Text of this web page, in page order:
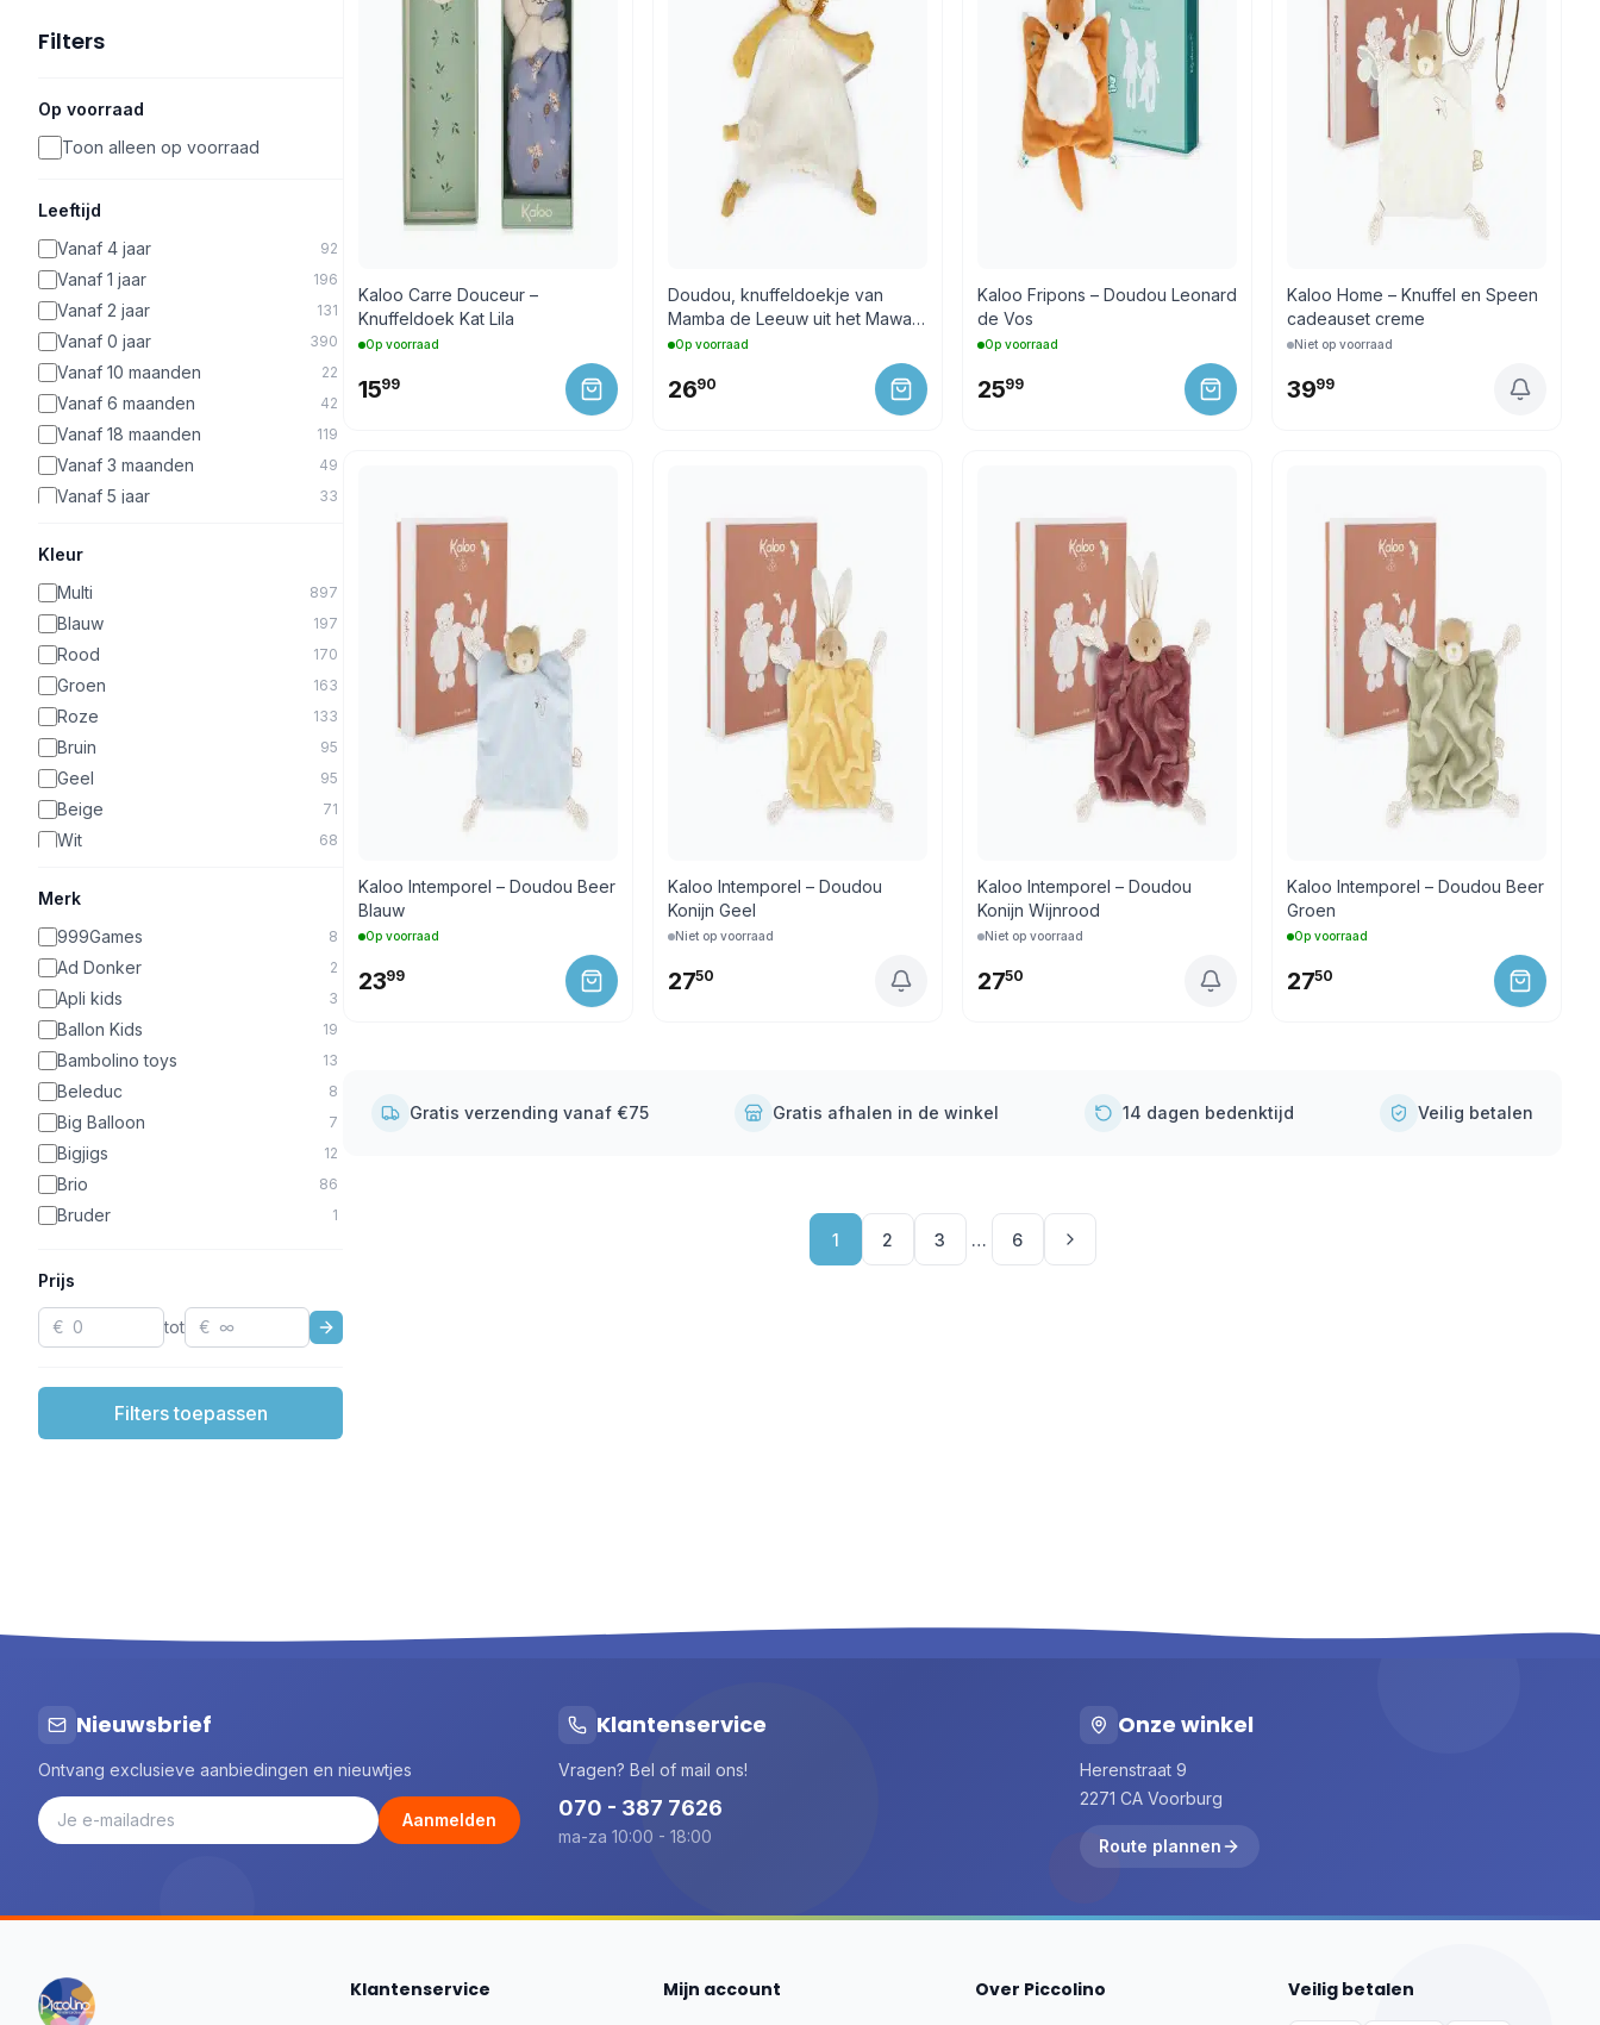
Filters
Op voorraad
Toon alleen op voorraad
Leeftijd
Vanaf 4 jaar
92
Vanaf 1 jaar 196
Vanaf 2 jaar 131
Vanaf 0 jaar 390
Vanaf 10 maanden 22
Vanaf 6 maanden 42
Vanaf 18 maanden 119
Vanaf 3 maanden 49
Vanaf 5 jaar 33
Vanaf 6 jaar
Vanaf 8 jaar 21
Vanaf 3 jaar 809
Vanaf 7 jaar 11
Kleur
Multi
897
Blauw 197
Rood 170
Groen 163
Roze 133
Bruin 95
Geel 95
Beige 71
Wit 68
Oranje
Grijs 39
Zwart 31
Paars 19
Terracotta 8
Turquoise 2
Goud 2
Brons 1
Zilver 1
Bruins 1
Merk
999Games
8
Ad Donker 2
Apli kids 3
Ballon Kids 19
Bambolino toys 13
Beleduc 8
Big Balloon 7
Bigjigs 12
Brio 86
Bruder 1
Christofoor
Classic world 10
Clavis 14
Gottmer 37
Haba
Image Books
Janod
Jellycat
Prijs
€ tot €
Filters toepassen
Kaloo Carre Douceur –
Knuffeldoek Kat Lila
Op voorraad
1599
Doudou, knuffeldoekje van
Mamba de Leeuw uit het Mawa-
bos.
Op voorraad
2690
Kaloo Fripons – Doudou Leonard
de Vos
Op voorraad
2599
Kaloo Home – Knuffel en Speen
cadeauset creme
Niet op voorraad
3999
Kaloo Intemporel – Doudou Beer
Blauw
Op voorraad
2399
Kaloo Intemporel – Doudou
Konijn Geel
Niet op voorraad
2750
Kaloo Intemporel – Doudou
Konijn Wijnrood
Niet op voorraad
2750
Kaloo Intemporel – Doudou Beer
Groen
Op voorraad
2750
Gratis verzending vanaf €75 Gratis afhalen in de winkel 14 dagen bedenktijd Veilig betalen
1 2 3 … 6
Nieuwsbrief
Ontvang exclusieve aanbiedingen en nieuwtjes
Aanmelden
Klantenservice
Vragen? Bel of mail ons!
070 - 387 7626
ma-za 10:00 - 18:00
Onze winkel
Herenstraat 9
2271 CA Voorburg
Route plannen
Klantenservice Mijn account Over Piccolino Veilig betalen